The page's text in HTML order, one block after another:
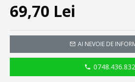
69,70 Lei
AI NEVOIE DE
0748.436.832